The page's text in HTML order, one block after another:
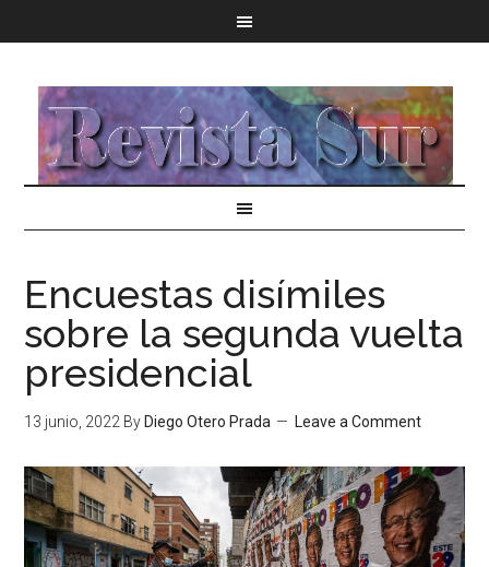
Encuestas disímiles
sobre la segunda vuelta
presidencial
13 junio, 2022 By Diego Otero Prada Leave a Comment